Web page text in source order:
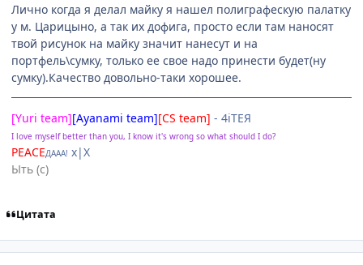
Лично когда я делал майку я нашел полиграфескую палатку
у м. Царицыно, а так их дофига, просто если там наносят
твой рисунок на майку значит нанесут и на
портфель\сумку, только ее свое надо принести будет(ну
сумку).Качество довольно-таки хорошее.
[Yuri team][Ayanami team][CS team] - 4iTEЯ
I love myself better than you, I know it's wrong so what should I do?
PEACEДААА! х|X
Ыть (с)
Цитата